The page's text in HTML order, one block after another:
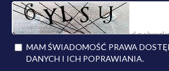
MAM ŚWIADOMOŚĆ PRAWA
DANYCH I ICH POPRAWIANIA.